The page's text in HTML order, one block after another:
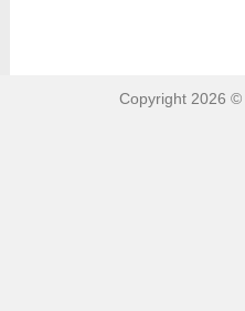
Copyright 2026 ©